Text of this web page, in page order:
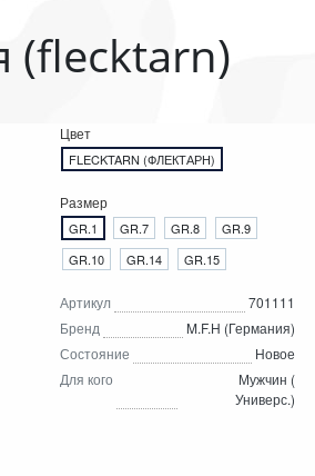
(flecktarn)
Цвет
FLECKTARN (ФЛЕКТАРН)
Размер
GR.1 GR.7 GR.8
GR.9
GR.10
GR.14 GR.15
Артикул
701111
Бренд
M.F.H (Германия)
Состояние
Новое
Для кого
Мужчин (
Универс.)